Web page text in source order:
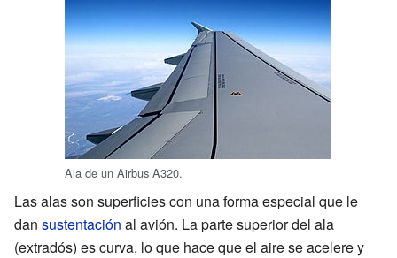
Ala de un Airbus A320.
Las alas son superficies con una forma especial que le
dan sustentación al avión. La parte superior del ala
(extradós) es curva, lo que hace que el aire se acelere y